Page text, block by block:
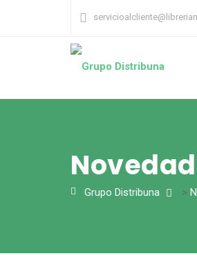
Grupo Distribuna >